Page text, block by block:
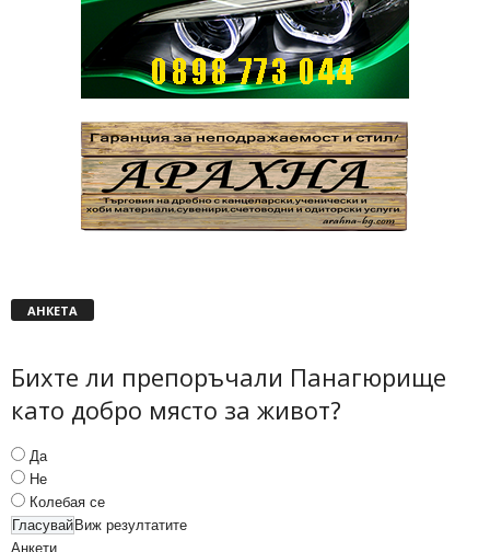
АНКЕТА
Бихте ли препоръчали Панагюрище
като добро място за живот?
Да
Не
Колебая се
Виж резултатите
Анкети